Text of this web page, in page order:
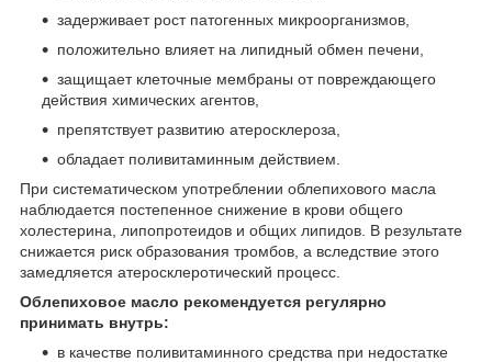
задерживает рост патогенных микроорганизмов,
положительно влияет на липидный обмен печени,
защищает клеточные мембраны от повреждающего
действия химических агентов,
препятствует развитию атеросклероза,
обладает поливитаминным действием.
При систематическом употреблении облепихового масла
наблюдается постепенное снижение в крови общего
холестерина, липопротеидов и общих липидов. В результате
снижается риск образования тромбов, а вследствие этого
замедляется атеросклеротический процесс.
Облепиховое масло рекомендуется регулярно
принимать внутрь:
в качестве поливитаминного средства при недостатке